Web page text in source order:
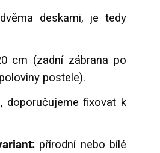
deskami, je tedy
cm (zadní zábrana po
postele).
, doporučujeme fixovat k
přírodní nebo bílé